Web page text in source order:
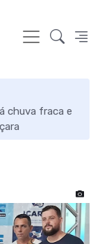
chuva fraca e